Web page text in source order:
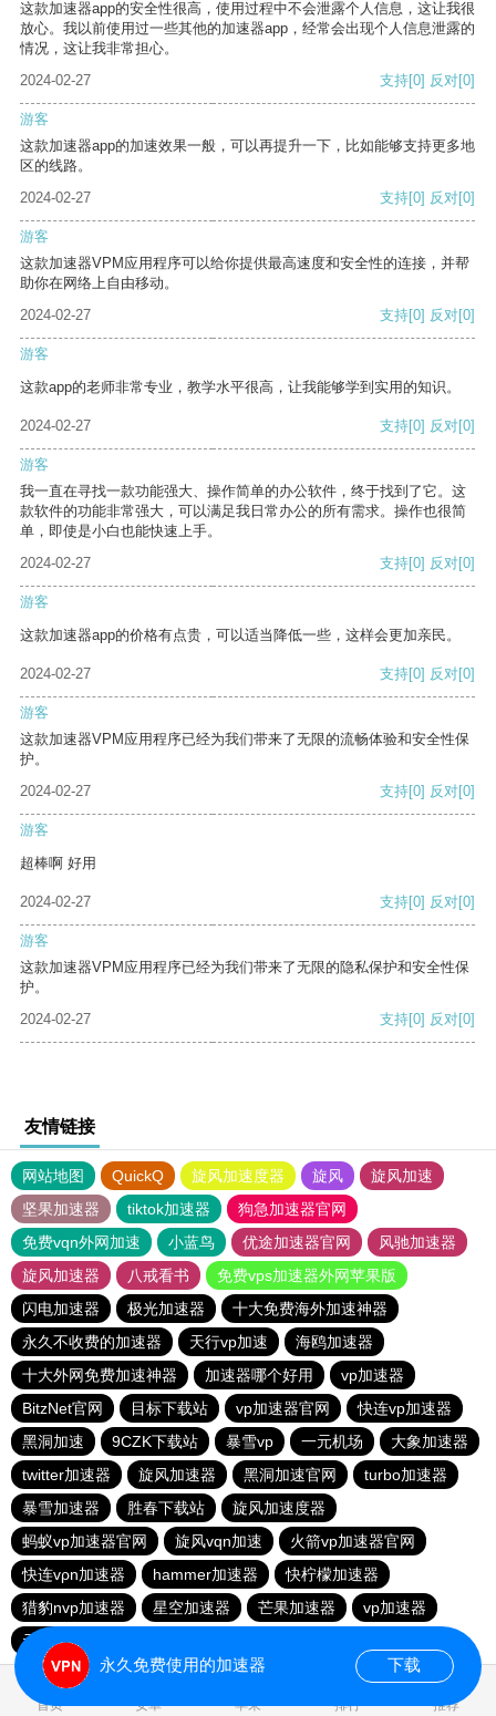
这款加速器app的安全性很高，使用过程中不会泄露个人信息，这让我很
放心。我以前使用过一些其他的加速器app，经常会出现个人信息泄露的
情况，这让我非常担心。
2024-02-27
支持[0] 反对[0]
游客
这款加速器app的加速效果一般，可以再提升一下，比如能够支持更多地
区的线路。
2024-02-27
支持[0] 反对[0]
游客
这款加速器VPM应用程序可以给你提供最高速度和安全性的连接，并帮
助你在网络上自由移动。
2024-02-27
支持[0] 反对[0]
游客
这款app的老师非常专业，教学水平很高，让我能够学到实用的知识。
2024-02-27 支持[0] 反对[0]
游客
我一直在寻找一款功能强大、操作简单的办公软件，终于找到了它。这
款软件的功能非常强大，可以满足我日常办公的所有需求。操作也很简
单，即使是小白也能快速上手。
2024-02-27
支持[0] 反对[0]
游客
这款加速器app的价格有点贵，可以适当降低一些，这样会更加亲民。
2024-02-27 支持[0] 反对[0]
游客
这款加速器VPM应用程序已经为我们带来了无限的流畅体验和安全性保
护。
2024-02-27
支持[0] 反对[0]
游客
超棒啊 好用
2024-02-27 支持[0] 反对[0]
游客
这款加速器VPM应用程序已经为我们带来了无限的隐私保护和安全性保
护。
2024-02-27
支持[0] 反对[0]
友情链接
网站地图 QuickQ 旋风加速度器 旋风
旋风加速
坚果加速器
tiktok加速器
狗急加速器官网
免费vqn外网加速
小蓝鸟 优途加速器官网
风驰加速器
旋风加速器
八戒看书
免费vps加速器外网苹果版
闪电加速器
极光加速器
十大免费海外加速神器
永久不收费的加速器
天行vp加速
海鸥加速器
十大外网免费加速神器
加速器哪个好用
vp加速器
BitzNet官网
目标下载站 vp加速器官网
快连vp加速器
黑洞加速
9CZK下载站 暴雪vp 一元机场
大象加速器
twitter加速器
旋风加速器 黑洞加速官网
turbo加速器
暴雪加速器
胜春下载站
旋风加速度器
蚂蚁vp加速器官网
旋风vqn加速
火箭vp加速器官网
快连vρn加速器
hammer加速器
快柠檬加速器
猎豹nvp加速器
星空加速器 芒果加速器
vp加速器
元链加速器
首页 安卓 苹果 排行 推荐
永久免费使用的加速器 下载
1.477018s